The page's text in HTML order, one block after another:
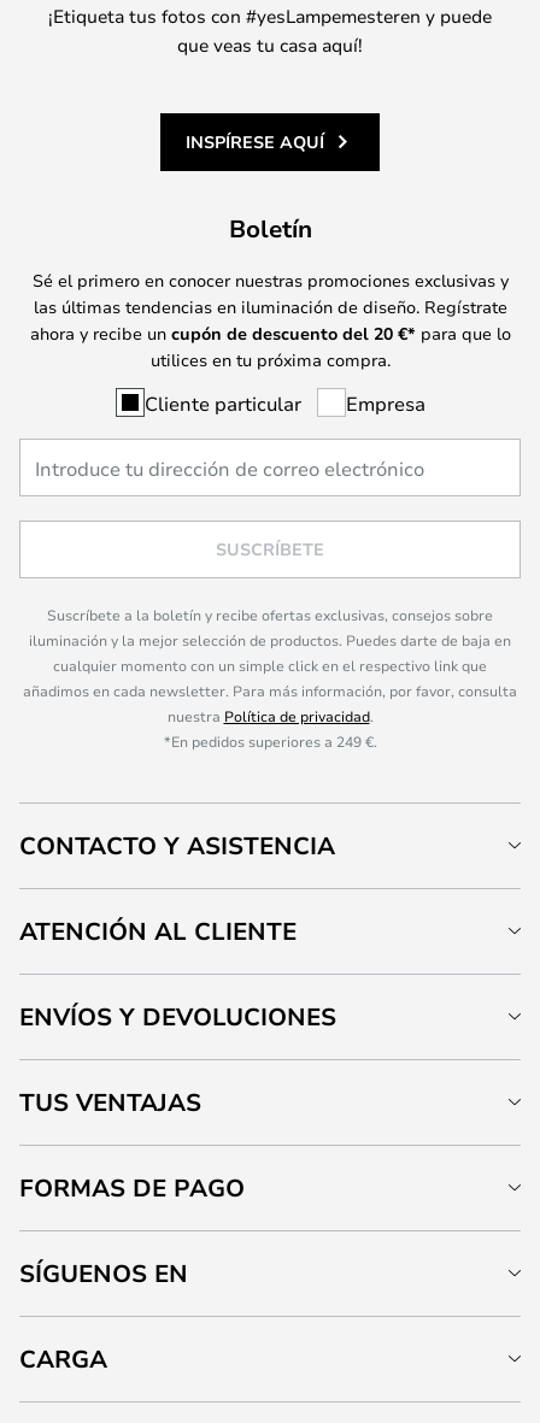
¡Etiqueta tus fotos con #yesLampemesteren y puede
que veas tu casa aquí!
INSPÍRESE AQUÍ
Boletín
Sé el primero en conocer nuestras promociones exclusivas y
las últimas tendencias en iluminación de diseño. Regístrate
ahora y recibe un cupón de descuento del 20 €* para que lo
utilices en tu próxima compra.
Cliente particular Empresa
SUSCRÍBETE
Suscríbete a la boletín y recibe ofertas exclusivas, consejos sobre
iluminación y la mejor selección de productos. Puedes darte de baja en
cualquier momento con un simple click en el respectivo link que
añadimos en cada newsletter. Para más información, por favor, consulta
nuestra Política de privacidad.
*En pedidos superiores a 249 €.
CONTACTO Y ASISTENCIA
ATENCIÓN AL CLIENTE
ENVÍOS Y DEVOLUCIONES
TUS VENTAJAS
FORMAS DE PAGO
SÍGUENOS EN
CARGA